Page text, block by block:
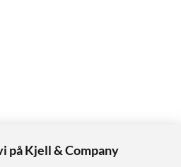
på Kjell & Company